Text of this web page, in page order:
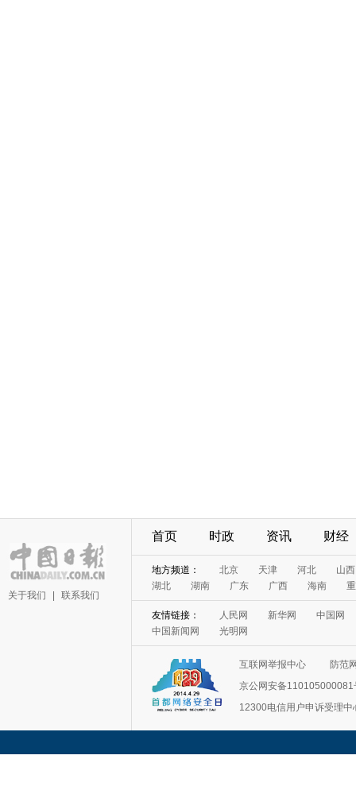
关于我们 联系我们
首页 时政 资讯 财经
地方频道： 北京 天津 河北
山西
湖北
湖南 广东 广西 海南
友情链接： 人民网 新华网
中国网
中国新闻网
光明网
互联网举报中心
防范
京公网安备110105000081
12300电信用户申诉受理中